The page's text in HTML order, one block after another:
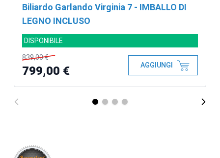
Biliardo Garlando Virginia 7 - IMBALLO DI
LEGNO INCLUSO
DISPONIBILE
839,00 €
799,00 € AGGIUNGI